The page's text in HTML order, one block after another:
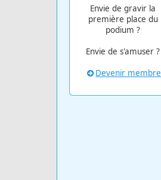
Envie de gravir la
première place du
podium ?
Envie de s'amuser ?
Devenir membre